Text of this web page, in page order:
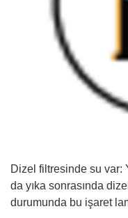
Dizel filtresinde su var:
da yıka sonrasında
durumunda bu işaret